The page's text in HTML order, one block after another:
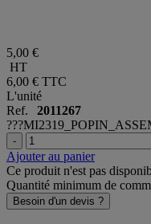
5,00 €
HT
6,00 € TTC
L'unité
Ref. 2011267
-
Ajouter au panier
Ce produit n'est pas
Quantité minimum de
Besoin d'un devis ?